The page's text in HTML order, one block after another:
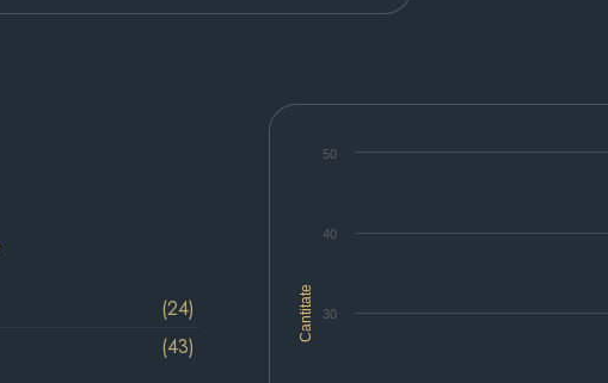
Cantitate 30
40
50
(24)
(43)